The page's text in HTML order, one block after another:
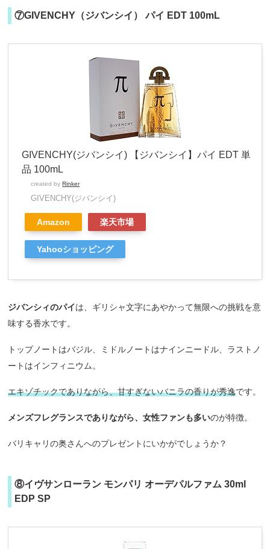
⑦GIVENCHY（ジバンシイ） パイ EDT 100mL
GIVENCHY(ジバンシイ) 【ジバンシイ】パイ EDT 単
品 100mL
created byRinker
GIVENCHY(ジバンシイ)
Amazon 楽天市場
Yahooショッピング
ジバンシィのパイは、ギリシャ文字にあやかって無限への挑戦を意
味する香水です。
トップノートはバジル、ミドルノートはナインニードル、ラストノ
ートはインフィニウム。
エキゾチックでありながら、甘すぎないバニラの香りが秀逸です。
メンズフレグランスでありながら、女性ファンも多いのが特徴。
バリキャリの奥さんへのプレゼントにいかがでしょうか？
⑧イヴサンローラン モンパリ オーデパルファム 30ml
EDP SP